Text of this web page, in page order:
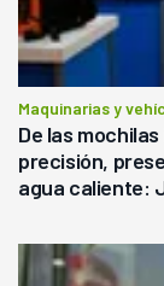
Maquinarias y
De las
precisión,
agua caliente: